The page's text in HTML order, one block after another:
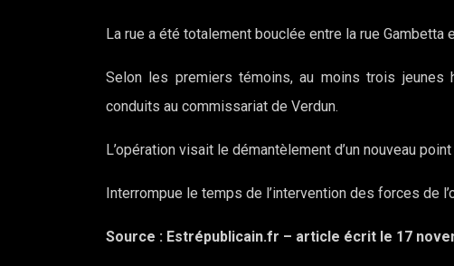
La rue a été totalement bouclée entre la rue Gambetta
Selon les premiers témoins, au moins trois jeunes
conduits au commissariat de Verdun.
L’opération visait le démantèlement d’un nouveau
Interrompue le temps de l’intervention des forces de
Source : Estrépublicain.fr – article écrit le 17